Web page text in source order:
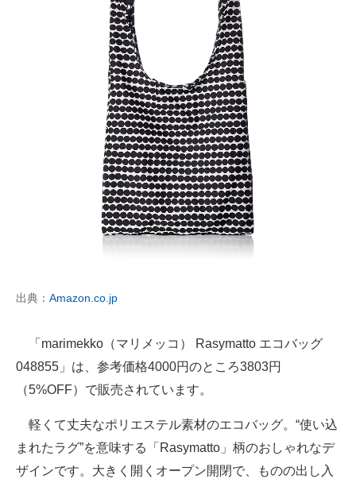
出典： Amazon.co.jp
「marimekko（マリメッコ） Rasymatto エコバッグ
048855」は、参考価格4000円のところ3803円
（5%OFF）で販売されています。
軽くて丈夫なポリエステル素材のエコバッグ。“使い込
まれたラグ”を意味する「Rasymatto」柄のおしゃれなデ
ザインです。大きく開くオープン開閉で、ものの出し入